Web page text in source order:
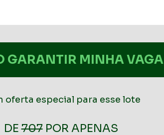
GARANTIR MINHA VAGA
oferta especial para esse lote
DE707POR APENAS